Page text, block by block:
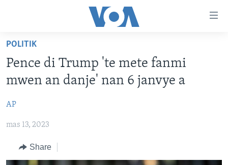
Skip
main
content
to
Navigation
ENTÈNASYONAL
VIDEO
FLASHPOINT IKRÈN
POLITIK
Pence di Trump 'te mete fanmi
mwen an danje' nan 6 janvye a
AP
mas 13, 2023
Share